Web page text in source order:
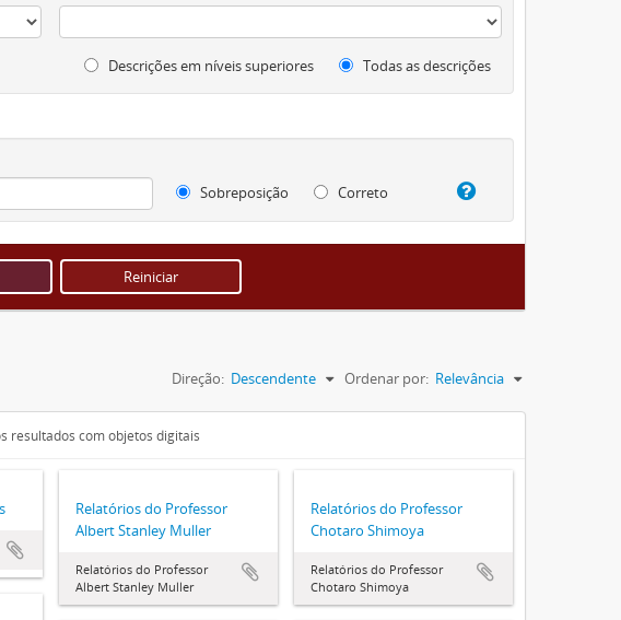
Descrições em níveis superiores Todas as descrições
Sobreposição
Correto
Ordenar por: Relevância
Direção: Descendente
resultados com objetos digitais
Relatórios do Professor
Albert Stanley Muller
Relatórios do Professor
Albert Stanley Muller
Relatórios do Professor
Chotaro Shimoya
Relatórios do Professor
Chotaro Shimoya